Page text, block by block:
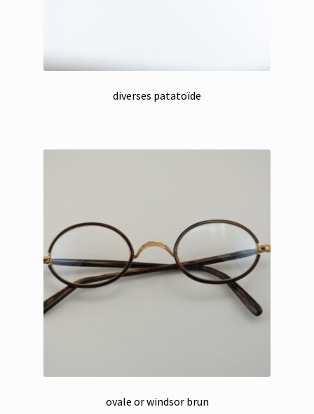
diverses patatoïde
ovale or windsor brun